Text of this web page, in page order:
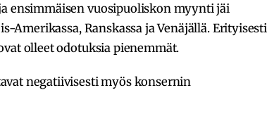
ensimmäisen vuosipuoliskon myynti jäi
Ranskassa ja Venäjällä. Erityisesti
olleet odotuksia pienemmät.
negatiivisesti myös konsernin